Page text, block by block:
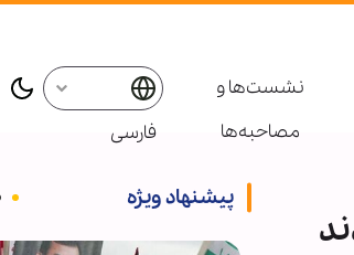
نشست‌ها و
مصاحبه‌ها
فارسی
پیشنهاد ویژه